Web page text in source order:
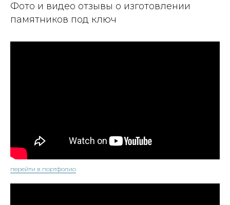
Фото и видео отзывы о изготовлении
памятников под ключ
перейти в портфолио